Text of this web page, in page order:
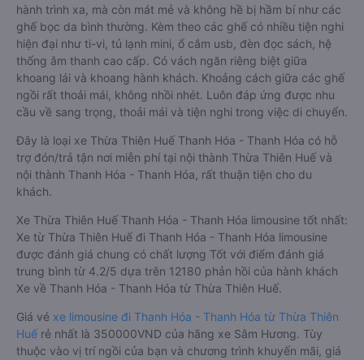
hành trình xa, mà còn mát mẻ và không hề bị hầm bí như các
ghế bọc da bình thường. Kèm theo các ghế có nhiều tiện nghi
hiện đại như ti-vi, tủ lạnh mini, ổ cắm usb, đèn đọc sách, hệ
thống âm thanh cao cấp. Có vách ngăn riêng biệt giữa
khoang lái và khoang hành khách. Khoảng cách giữa các ghế
ngồi rất thoải mái, không nhồi nhét. Luôn đáp ứng được nhu
cầu về sang trọng, thoải mái và tiện nghi trong việc di chuyển.
Đây là loại xe Thừa Thiên Huế Thanh Hóa - Thanh Hóa có hỗ
trợ đón/trả tận nơi miễn phí tại nội thành Thừa Thiên Huế và
nội thành Thanh Hóa - Thanh Hóa, rất thuận tiện cho du
khách.
Xe Thừa Thiên Huế Thanh Hóa - Thanh Hóa limousine tốt nhất:
Xe từ Thừa Thiên Huế đi Thanh Hóa - Thanh Hóa limousine
được đánh giá chung có chất lượng Tốt với điểm đánh giá
trung bình từ 4.2/5 dựa trên 12180 phản hồi của hành khách
Xe về Thanh Hóa - Thanh Hóa từ Thừa Thiên Huế.
Giá vé xe limousine đi Thanh Hóa - Thanh Hóa từ Thừa Thiên
Huế rẻ nhất là 350000VND của hãng xe Sâm Hương. Tùy
thuộc vào vị trí ngồi của bạn và chương trình khuyến mãi, giá